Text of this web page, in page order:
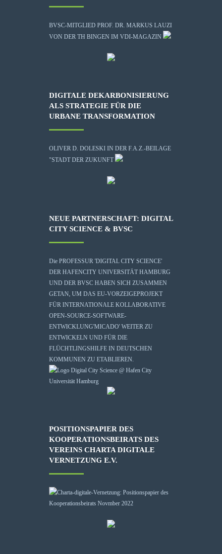
BVSC-MITGLIED PROF. DR. MARKUS LAUZI
VON DER TH BINGEN IM VDI-MAGAZIN
DIGITALE DEKARBONISIERUNG
ALS STRATEGIE FÜR DIE
URBANE TRANSFORMATION
OLIVER D. DOLESKI IN DER F.A.Z.-BEILAGE
"STADT DER ZUKUNFT
NEUE PARTNERSCHAFT: DIGITAL
CITY SCIENCE & BVSC
Die PROFESSUR 'DIGITAL CITY SCIENCE'
DER HAFENCITY UNIVERSITÄT HAMBURG
UND DER BVSC HABEN SICH ZUSAMMEN
GETAN, UM DAS EU-VORZEIGEPROJEKT
FÜR INTERNATIONALE KOLLABORATIVE
OPEN-SOURCE-SOFTWARE-
ENTWICKLUNG'MICADO' WEITER ZU
ENTWICKELN UND FÜR DIE
FLÜCHTLINGSHILFE IN DEUTSCHEN
KOMMUNEN ZU ETABLIEREN.
POSITIONSPAPIER DES
KOOPERATIONSBEIRATS DES
VEREINS CHARTA DIGITALE
VERNETZUNG E.V.